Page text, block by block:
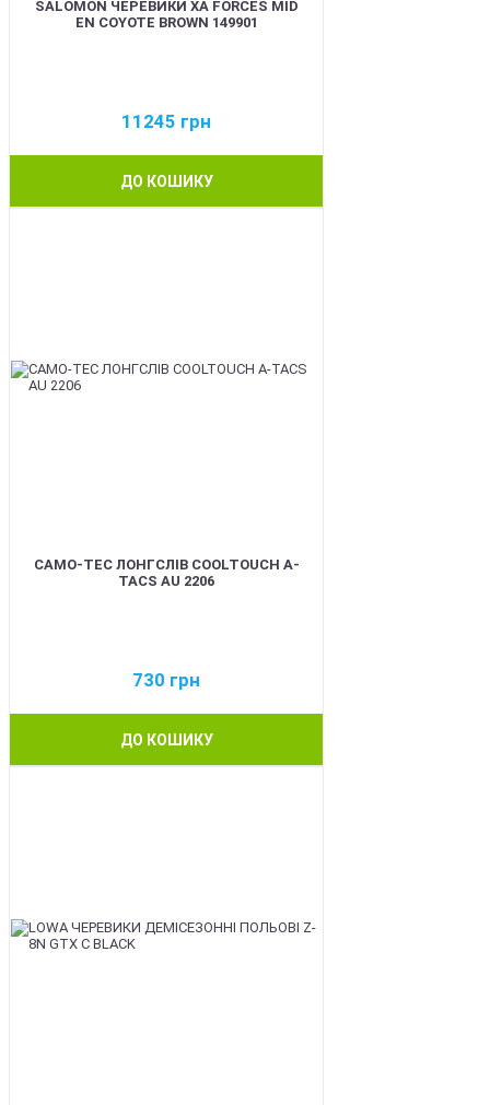
SALOMON ЧЕРЕВИКИ XA FORCES MID
EN COYOTE BROWN 149901
11245 грн
ДО КОШИКУ
CAMO-TEC ЛОНГСЛІВ COOLTOUCH A-
TACS AU 2206
730 грн
ДО КОШИКУ